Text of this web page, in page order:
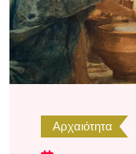
Αρχαιότητα